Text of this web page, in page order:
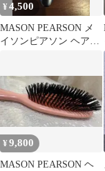
¥4,500
MASON PEARSON メ
イソンピアソン ヘアブ
¥9,800
MASON PEARSON ヘ